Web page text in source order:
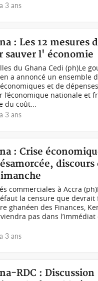
3 ans
: Les 12 mesures
sauver l' économie
du Ghana Cedi (ph)Le
a annoncé un ensemble
et de
l’économique nationale et
du coût...
3 ans
: Crise
commerciales à Accra
la censure que devrait
ghanéen des Finances,
pas dans
3 ans
RDC : Discussion